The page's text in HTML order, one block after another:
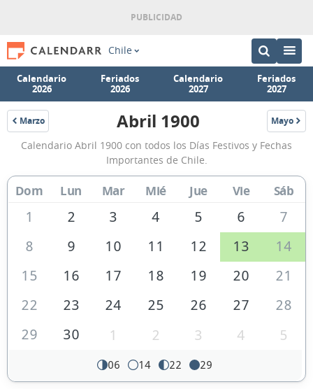
Chile
Calendario
2026
Feriados
2026
Calendario
2027
Feriados
2027
Marzo
1900
Calendario
Abril
1900
de
Chile
Abril 1900 Mayo
1900
Calendario Abril 1900 con todos los Días Festivos y Fechas
Importantes de Chile.
Dom Lun Mar Mié Jue Vie Sáb
1 2 3 4 5 6
7
8
9 10 11 12 13
14
15
16 17 18 19 20
21
22
23 24 25 26 27
28
29
30 1 2 3 4 5
06 14 22 29